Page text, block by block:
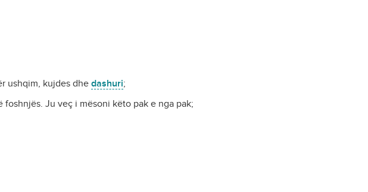
ushqim, kujdes dhe dashuri;
Ju veç i mësoni këto pak e nga pak;